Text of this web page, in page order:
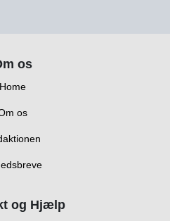
os
Home
os
og Hjælp